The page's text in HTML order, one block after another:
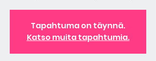
Tapahtuma on täynnä.
Katso muita tapahtumia.